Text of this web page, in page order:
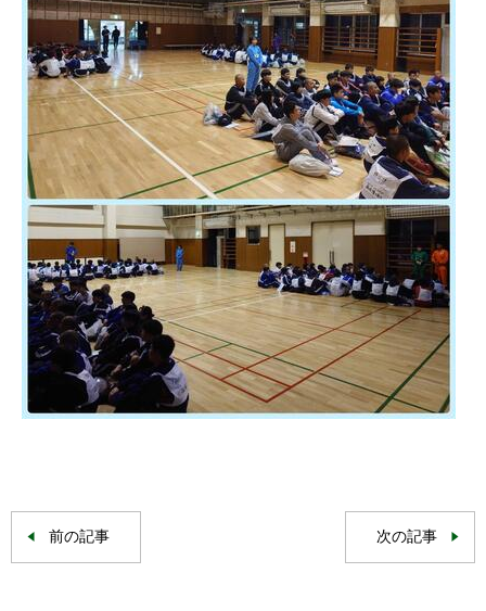
前の記事 次の記事